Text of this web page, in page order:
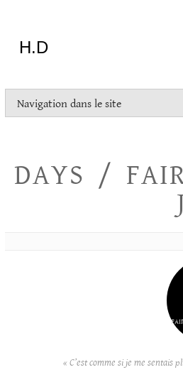
H.D
tout
essayer
Navigation dans le site
DAYS /
« C’est comme si je me sentais